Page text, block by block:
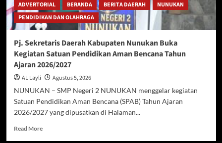
Wilayah
Kabupaten
Nunukan
ADVERTORIAL BERANDA BERITA DAERAH
NUNUKAN
PENDIDIKAN DAN OLAHRAGA
Pj. Sekretaris Daerah Kabupaten Nunukan Buka
Kegiatan Satuan Pendidikan Aman Bencana Tahun
Ajaran 2026/2027
AL Layli
Agustus 5, 2026
NUNUKAN – SMP Negeri 2 NUNUKAN menggelar kegiatan
Satuan Pendidikan Aman Bencana (SPAB) Tahun Ajaran
2026/2027 yang dipusatkan di Halaman...
Read MoreRead